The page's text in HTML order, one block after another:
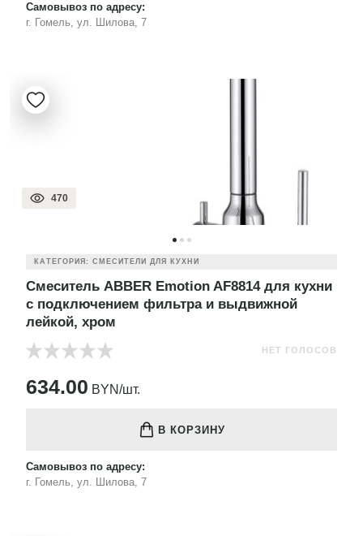
Самовывоз по адресу:
г. Гомель, ул. Шилова, 7
470
КАТЕГОРИЯ: СМЕСИТЕЛИ ДЛЯ КУХНИ
Смеситель ABBER Emotion AF8814 для кухни
с подключением фильтра и выдвижной
лейкой, хром
НЕТ ГОЛОСОВ
634.00 BYN/шт.
В КОРЗИНУ
Самовывоз по адресу:
г. Гомель, ул. Шилова, 7